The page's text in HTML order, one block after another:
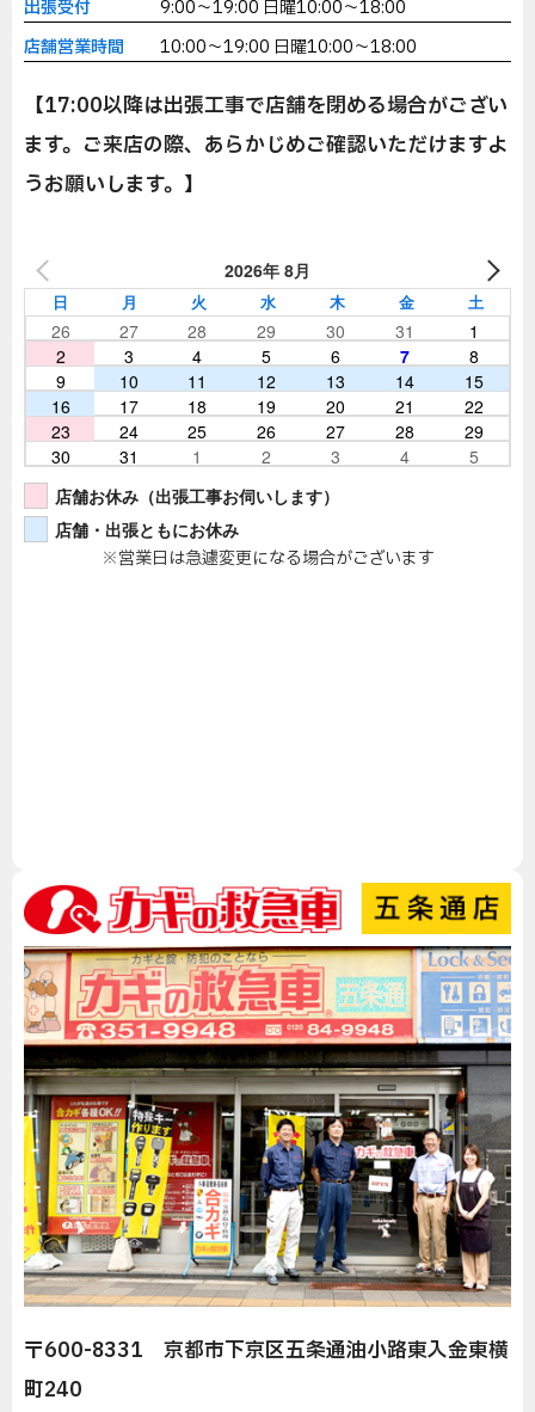
出張受付
9:00～19:00 日曜10:00～18:00
店舗営業時間
10:00～19:00 日曜10:00～18:00
【17:00以降は出張工事で店舗を閉める場合がござい
ます。ご来店の際、あらかじめご確認いただけますよ
うお願いします。】
2026年 8月
日 月 火 水 木 金 土
26 27 28 29 30 31
1
2
3 4 5 6 7
8
9
10 11 12 13 14
15
16
17 18 19 20 21
22
23
24 25 26 27 28
29
30
31 1 2 3 4
5
店舗お休み（出張工事お伺いします）
店舗・出張ともにお休み
※営業日は急遽変更になる場合がございます
〒600-8331 京都市下京区五条通油小路東入金東横
町240